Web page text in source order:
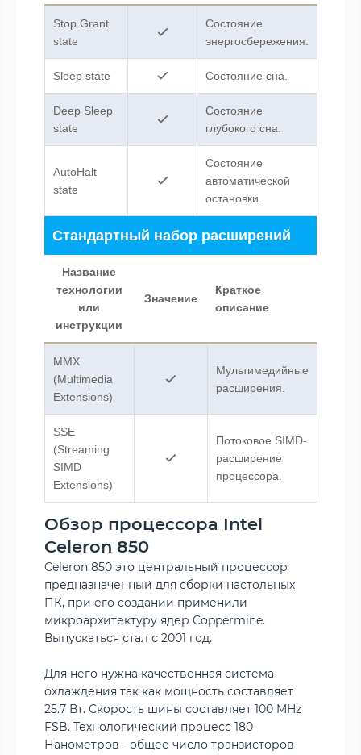
Stop Grant
state
Состояние
энергосбережения.
Sleep state Состояние сна.
Deep Sleep
state
Cостояние
глубокого сна.
AutoHalt
state
Состояние
автоматической
остановки.
Стандартный набор расширений
Название
технологии
или
инструкции
Значение
Краткое
описание
MMX
(Multimedia
Extensions)
Мультимедийные
расширения.
SSE
(Streaming
SIMD
Extensions)
Потоковое SIMD-
расширение
процессора.
Обзор процессора Intel
Celeron 850
Celeron 850 это центральный процессор
предназначенный для сборки настольных
ПК, при его создании применили
микроархитектуру ядер Coppermine.
Выпускаться стал c 2001 год.
Для него нужна качественная система
охлаждения так как мощность составляет
25.7 Вт. Скорость шины составляет 100 MHz
FSB. Технологический процесс 180
Нанометров - общее число транзисторов